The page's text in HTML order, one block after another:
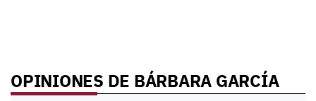
OPINIONES DE BÁRBARA GARCÍA